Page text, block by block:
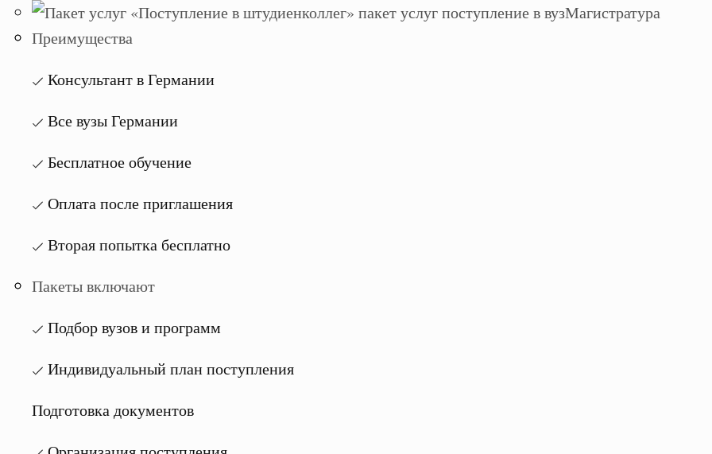
Магистратура
Преимущества
Консультант в Германии
Все вузы Германии
Бесплатное обучение
Оплата после приглашения
Вторая попытка бесплатно
Пакеты включают
Подбор вузов и программ
Индивидуальный план поступления
Подготовка документов